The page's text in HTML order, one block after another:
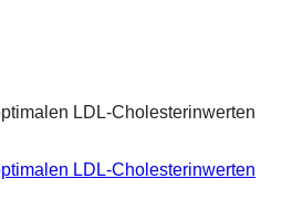
LDL-Cholesterinwerten